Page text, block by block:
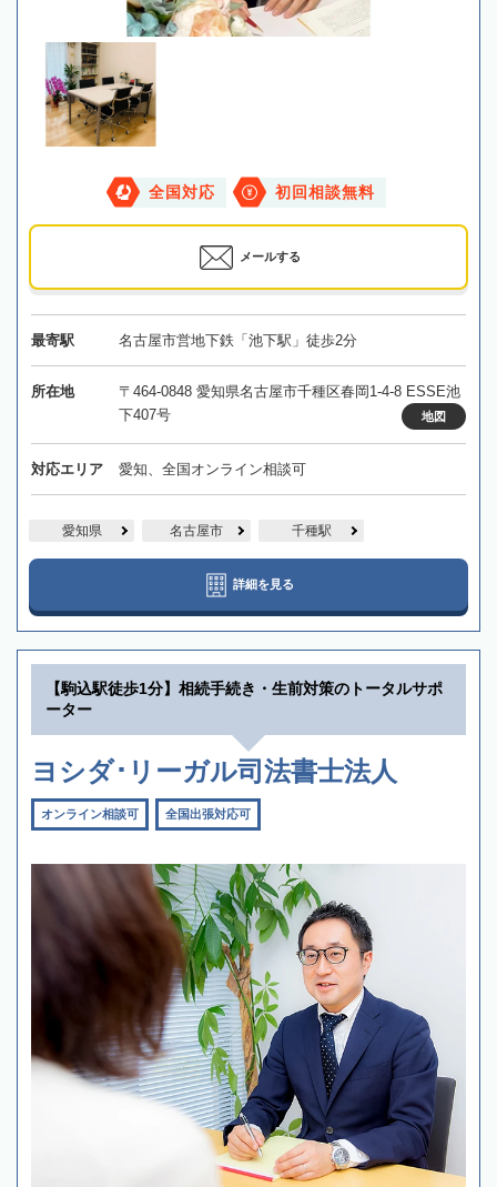
全国対応 初回相談無料
メールする
最寄駅 名古屋市営地下鉄「池下駅」徒歩2分
所在地
〒464-0848 愛知県名古屋市千種区春岡1-4-8 ESSE池
下407号
地図
対応エリア 愛知、全国オンライン相談可
愛知県 名古屋市 千種駅
詳細を見る
【駒込駅徒歩1分】相続手続き・生前対策のトータルサポ
ーター
ヨシダ･リーガル司法書士法人
オンライン相談可 全国出張対応可